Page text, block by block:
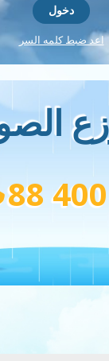
اعد ضبط كلمه السر
88